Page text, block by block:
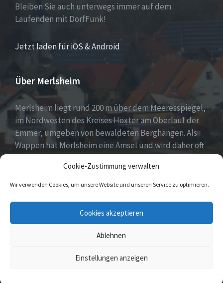
Cookie-Zustimmung verwalten
Wir verwenden Cookies, um unsere Website und unseren Service zu optimieren.
Cookies akzeptieren
Ablehnen
Einstellungen anzeigen
Bleiben Sie auch unterwegs immer auf dem
Laufenden mit DorfFunk!
Jetzt laden für iOS & Android
Über Merlsheim
Merlsheim liegt rund 200 m über dem Meeresspiegel,
im Nordwesten des Kreises Höxter am Oberlauf der
Emmer, umgeben von bewaldeten Berghängen. Als
Wappen hat Merlsheim eine Amsel und wird daher oft
auch liebevoll das Amseldorf genannt. (Merle = Amsel
oder Drossel).
Facebook Twitter